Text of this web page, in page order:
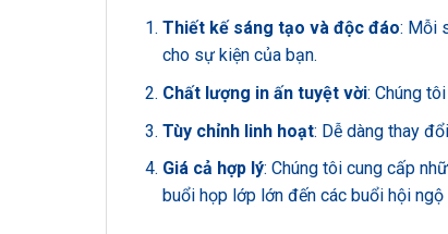
Thiết kế sáng tạo và độc đáo: Mỗi
cho sự kiện của bạn.
Chất lượng in ấn tuyệt vời: Chúng
Tùy chỉnh linh hoạt: Dễ dàng thay
Giá cả hợp lý: Chúng tôi cung cấp
buổi họp lớp lớn đến các buổi hội ngộ